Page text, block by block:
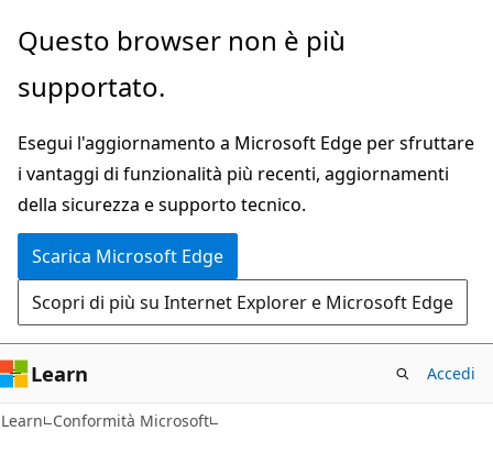
Ignora
passa
contenuto
principale
Questo browser non è più
supportato.
Esegui l'aggiornamento a Microsoft Edge per sfruttare
i vantaggi di funzionalità più recenti, aggiornamenti
della sicurezza e supporto tecnico.
Scarica Microsoft Edge
Scopri di più su Internet Explorer e Microsoft Edge
Learn Accedi
Learn Conformità Microsoft